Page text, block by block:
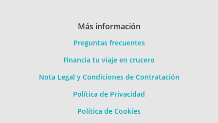
Más información
Preguntas frecuentes
Financia tu viaje en crucero
Nota Legal y Condiciones de Contratación
Política de Privacidad
Política de Cookies